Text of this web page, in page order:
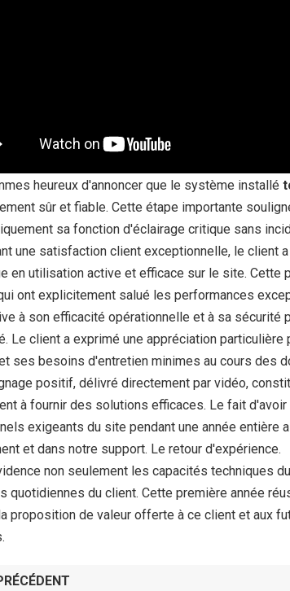
heureux d'annoncer que le système installé
sûr et fiable. Cette étape importante
sa fonction d'éclairage critique sans
une satisfaction client exceptionnelle, le client
en utilisation active et efficace sur le site. Cette
ont explicitement salué les performances
à son efficacité opérationnelle et à sa
Le client a exprimé une appréciation
ses besoins d'entretien minimes au cours des
positif, délivré directement par vidéo,
à fournir des solutions efficaces. Le fait
exigeants du site pendant une année entière
et dans notre support. Le retour d'expérience.
non seulement les capacités techniques
quotidiennes du client. Cette première année
proposition de valeur offerte à ce client et aux